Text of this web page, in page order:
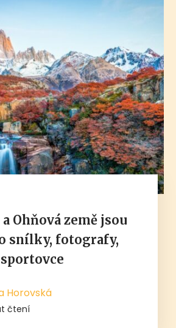
Ohňová země jsou
snílky, fotografy,
Horovská
čtení